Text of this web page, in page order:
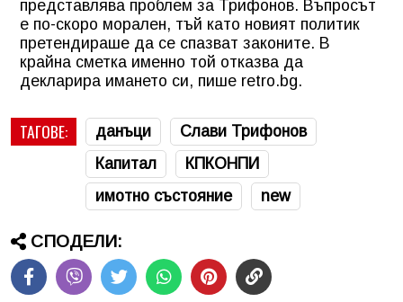
представлява проблем за Трифонов. Въпросът
е по-скоро морален, тъй като новият политик
претендираше да се спазват законите. В
крайна сметка именно той отказва да
декларира имането си, пише retro.bg.
ТАГОВЕ: данъци
Слави Трифонов
Капитал
КПКОНПИ
имотно състояние
new
СПОДЕЛИ: